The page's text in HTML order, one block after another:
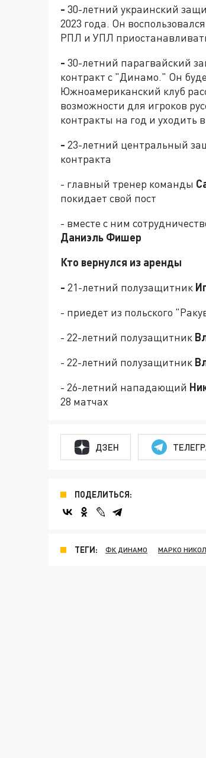
- 30-летний украинский
2023 года. Он
РПЛ и УПЛ
- 30-летний парагвайский
контракт с "Динамо." Он
Южноамериканский клуб
возможности для игроков
контракты на год и уходить
- 23-летний центральный
контракта
- главный тренер команды
покидает свой пост
- вместе с ним
Даниэль Фишер
Кто вернулся из аренды
- 21-летний полузащитник
- приедет из польского
- 22-летний полузащитник
- 22-летний полузащитник
- 26-летний нападающий
28 матчах
ДЗЕН
ПОДЕЛИТЬСЯ:
ТЕГИ: ФК ДИНАМО МАРКО